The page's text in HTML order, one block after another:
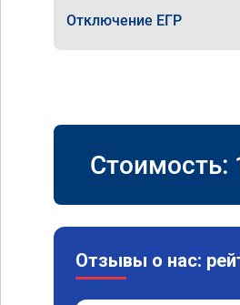
Отключение ЕГР
Стоимость:
Отзывы о нас: